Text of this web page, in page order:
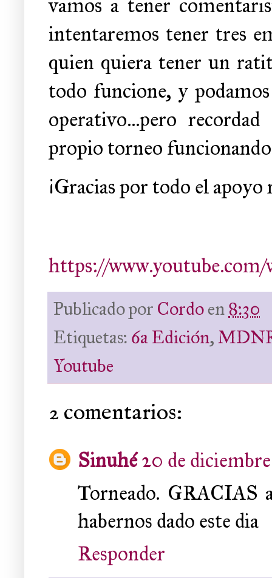
vamos a tener
intentaremos tener tres
quien quiera tener un
todo funcione, y
operativo...pero
propio torneo
¡Gracias por todo el
https://
Publicado por Cordoen8:30
Etiquetas: 6a Edición,
Youtube
2 comentarios:
Sinuhé20 de
Torneado. GRACIAS
habernos dado este dia
Responder